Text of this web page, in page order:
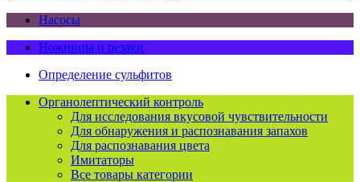
Насосы
Ножницы и резаки
Определение сульфитов
Органолептический контроль
Для исследования вкусовой чувствительности
Для обнаружения и распознавания запахов
Для распознавания цвета
Имитаторы
Все товары категории